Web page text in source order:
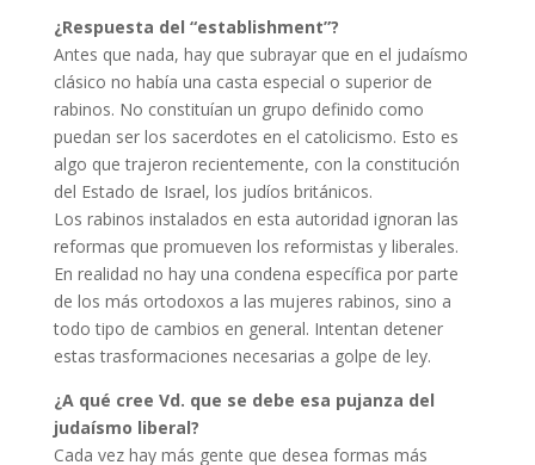
¿Respuesta del “establishment”?
Antes que nada, hay que subrayar que en el judaísmo
clásico no había una casta especial o superior de
rabinos. No constituían un grupo definido como
puedan ser los sacerdotes en el catolicismo. Esto es
algo que trajeron recientemente, con la constitución
del Estado de Israel, los judíos británicos.
Los rabinos instalados en esta autoridad ignoran las
reformas que promueven los reformistas y liberales.
En realidad no hay una condena específica por parte
de los más ortodoxos a las mujeres rabinos, sino a
todo tipo de cambios en general. Intentan detener
estas trasformaciones necesarias a golpe de ley.
¿A qué cree Vd. que se debe esa pujanza del
judaísmo liberal?
Cada vez hay más gente que desea formas más